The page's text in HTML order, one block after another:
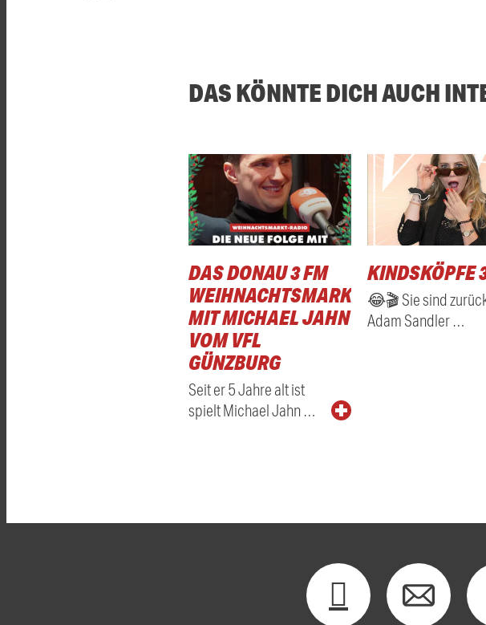
DAS KÖNNTE DICH AUCH
DAS DONAU 3 FM
WEIHNACHTSMARKTRADIO
MIT MICHAEL JAHN
VOM VFL
GÜNZBURG
Seit er 5 Jahre alt ist
spielt Michael Jahn …
KINDSKÖPFE
😂🎬 Sie sind
Adam Sandler …